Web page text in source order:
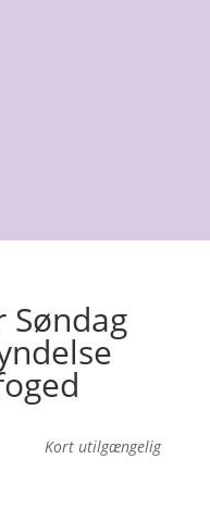
Søndag
Kort utilgængelig